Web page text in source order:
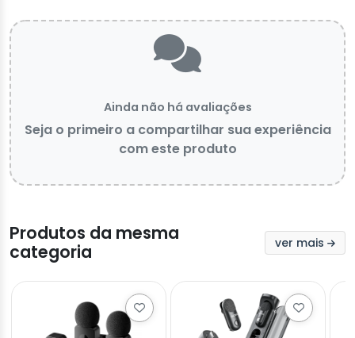
Ainda não há avaliações
Seja o primeiro a compartilhar sua experiência
com este produto
Produtos da mesma
categoria
ver mais